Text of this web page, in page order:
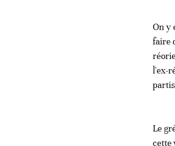
On y
faire
l'ex-
Le
cette